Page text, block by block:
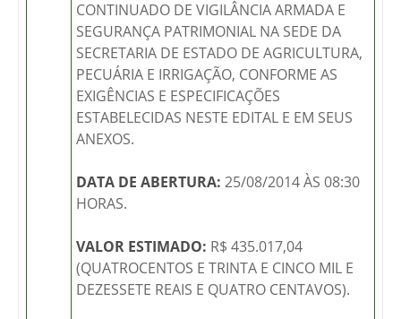
CONTINUADO DE VIGILÂNCIA ARMADA E
SEGURANÇA PATRIMONIAL NA SEDE DA
SECRETARIA DE ESTADO DE AGRICULTURA,
PECUÁRIA E IRRIGAÇÃO, CONFORME AS
EXIGÊNCIAS E ESPECIFICAÇÕES
ESTABELECIDAS NESTE EDITAL E EM SEUS
ANEXOS.
DATA DE ABERTURA: 25/08/2014 ÀS 08:30
HORAS.
VALOR ESTIMADO: R$ 435.017,04
(QUATROCENTOS E TRINTA E CINCO MIL E
DEZESSETE REAIS E QUATRO CENTAVOS).